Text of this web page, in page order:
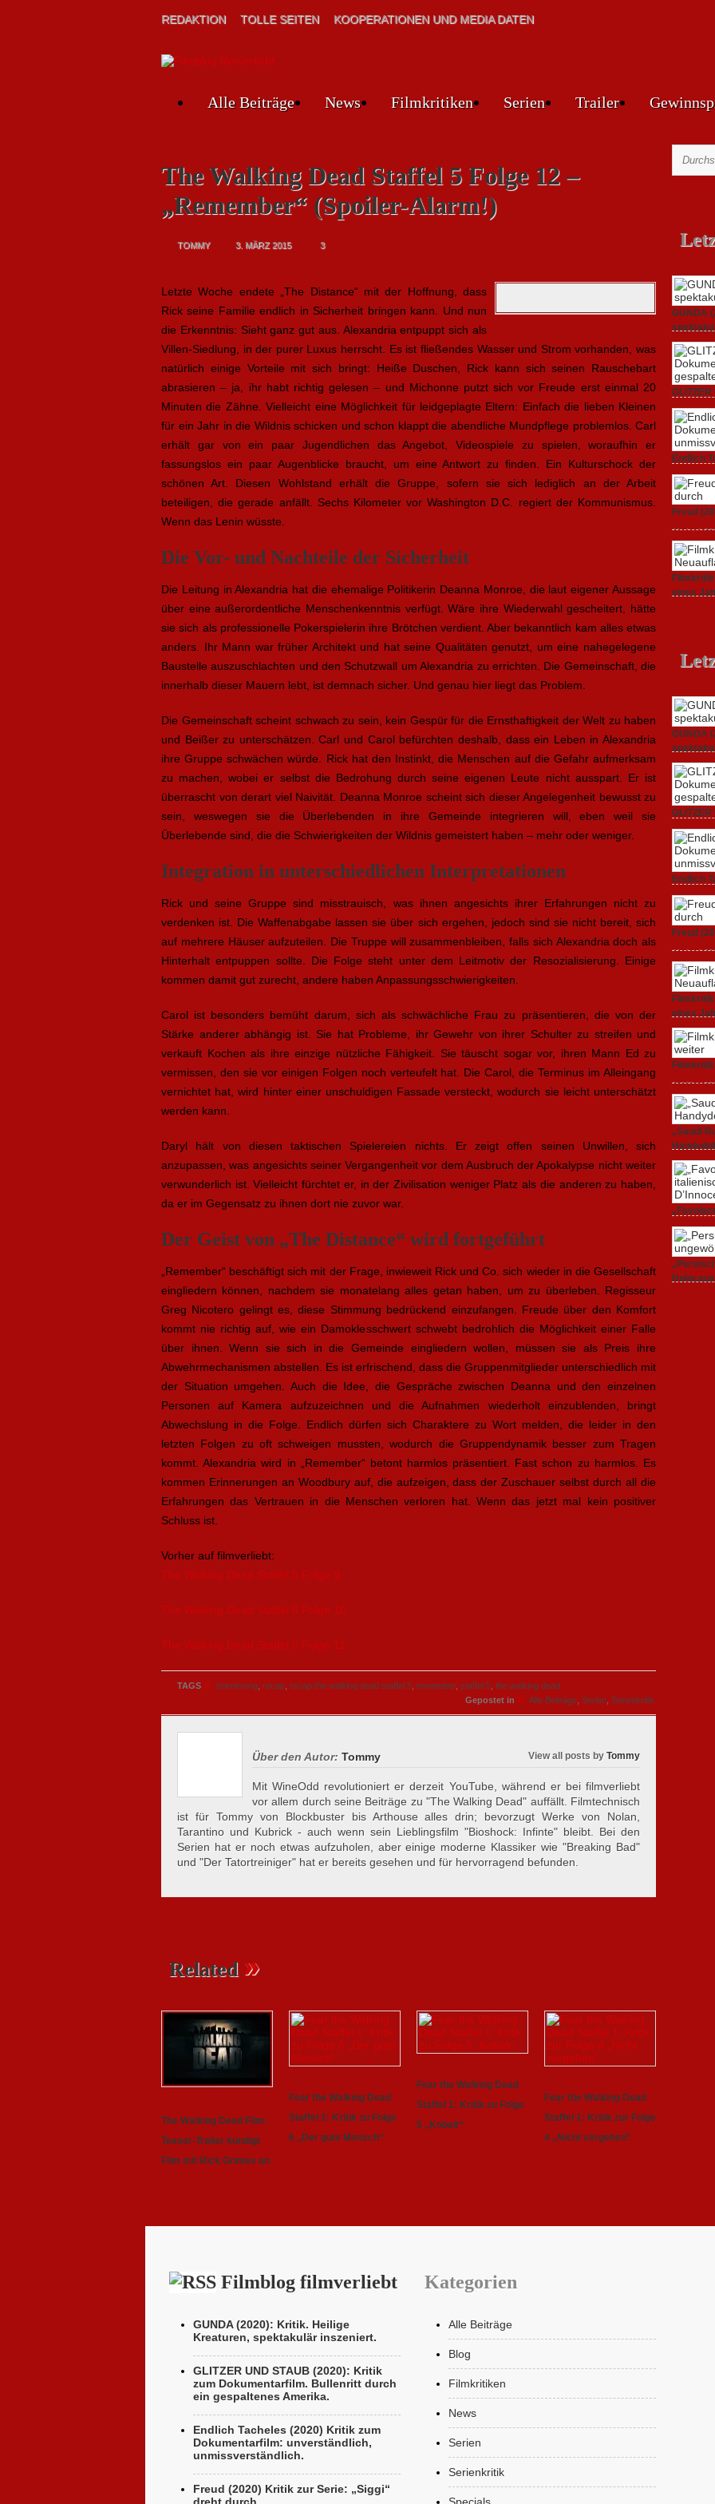
REDAKTION TOLLE SEITEN KOOPERATIONEN UND MEDIA DATEN
Alle Beiträge News Filmkritiken Serien Trailer
The Walking Dead Staffel 5 Folge 12 –
„Remember“ (Spoiler-Alarm!)
TOMMY 3. MÄRZ 2015 3
Letzte Woche endete „The Distance“ mit der Hoffnung, dass
Rick seine Familie endlich in Sicherheit bringen kann. Und nun
die Erkenntnis: Sieht ganz gut aus. Alexandria entpuppt sich als
Villen-Siedlung, in der purer Luxus herrscht. Es ist fließendes Wasser und Strom vorhanden, was
natürlich einige Vorteile mit sich bringt: Heiße Duschen, Rick kann sich seinen Rauschebart
abrasieren – ja, ihr habt richtig gelesen – und Michonne putzt sich vor Freude erst einmal 20
Minuten die Zähne. Vielleicht eine Möglichkeit für leidgeplagte Eltern: Einfach die lieben Kleinen
für ein Jahr in die Wildnis schicken und schon klappt die abendliche Mundpflege problemlos. Carl
erhält gar von ein paar Jugendlichen das Angebot, Videospiele zu spielen, woraufhin er
fassungslos ein paar Augenblicke braucht, um eine Antwort zu finden. Ein Kulturschock der
schönen Art. Diesen Wohlstand erhält die Gruppe, sofern sie sich lediglich an der Arbeit
beteiligen, die gerade anfällt. Sechs Kilometer vor Washington D.C. regiert der Kommunismus.
Wenn das Lenin wüsste.
Die Vor- und Nachteile der Sicherheit
Die Leitung in Alexandria hat die ehemalige Politikerin Deanna Monroe, die laut eigener Aussage
über eine außerordentliche Menschenkenntnis verfügt. Wäre ihre Wiederwahl gescheitert, hätte
sie sich als professionelle Pokerspielerin ihre Brötchen verdient. Aber bekanntlich kam alles etwas
anders. Ihr Mann war früher Architekt und hat seine Qualitäten genutzt, um eine nahegelegene
Baustelle auszuschlachten und den Schutzwall um Alexandria zu errichten. Die Gemeinschaft, die
innerhalb dieser Mauern lebt, ist demnach sicher. Und genau hier liegt das Problem.
Die Gemeinschaft scheint schwach zu sein, kein Gespür für die Ernsthaftigkeit der Welt zu haben
und Beißer zu unterschätzen. Carl und Carol befürchten deshalb, dass ein Leben in Alexandria
ihre Gruppe schwächen würde. Rick hat den Instinkt, die Menschen auf die Gefahr aufmerksam
zu machen, wobei er selbst die Bedrohung durch seine eigenen Leute nicht ausspart. Er ist
überrascht von derart viel Naivität. Deanna Monroe scheint sich dieser Angelegenheit bewusst zu
sein, weswegen sie die Überlebenden in ihre Gemeinde integrieren will, eben weil sie
Überlebende sind, die die Schwierigkeiten der Wildnis gemeistert haben – mehr oder weniger.
Integration in unterschiedlichen Interpretationen
Rick und seine Gruppe sind misstrauisch, was ihnen angesichts ihrer Erfahrungen nicht zu
verdenken ist. Die Waffenabgabe lassen sie über sich ergehen, jedoch sind sie nicht bereit, sich
auf mehrere Häuser aufzuteilen. Die Truppe will zusammenbleiben, falls sich Alexandria doch als
Hinterhalt entpuppen sollte. Die Folge steht unter dem Leitmotiv der Resozialisierung. Einige
kommen damit gut zurecht, andere haben Anpassungsschwierigkeiten.
Carol ist besonders bemüht darum, sich als schwächliche Frau zu präsentieren, die von der
Stärke anderer abhängig ist. Sie hat Probleme, ihr Gewehr von ihrer Schulter zu streifen und
verkauft Kochen als ihre einzige nützliche Fähigkeit. Sie täuscht sogar vor, ihren Mann Ed zu
vermissen, den sie vor einigen Folgen noch verteufelt hat. Die Carol, die Terminus im Alleingang
vernichtet hat, wird hinter einer unschuldigen Fassade versteckt, wodurch sie leicht unterschätzt
werden kann.
Daryl hält von diesen taktischen Spielereien nichts. Er zeigt offen seinen Unwillen, sich
anzupassen, was angesichts seiner Vergangenheit vor dem Ausbruch der Apokalypse nicht weiter
verwunderlich ist. Vielleicht fürchtet er, in der Zivilisation weniger Platz als die anderen zu haben,
da er im Gegensatz zu ihnen dort nie zuvor war.
Der Geist von „The Distance“ wird fortgeführt
„Remember“ beschäftigt sich mit der Frage, inwieweit Rick und Co. sich wieder in die Gesellschaft
eingliedern können, nachdem sie monatelang alles getan haben, um zu überleben. Regisseur
Greg Nicotero gelingt es, diese Stimmung bedrückend einzufangen. Freude über den Komfort
kommt nie richtig auf, wie ein Damoklesschwert schwebt bedrohlich die Möglichkeit einer Falle
über ihnen. Wenn sie sich in die Gemeinde eingliedern wollen, müssen sie als Preis ihre
Abwehrmechanismen abstellen. Es ist erfrischend, dass die Gruppenmitglieder unterschiedlich mit
der Situation umgehen. Auch die Idee, die Gespräche zwischen Deanna und den einzelnen
Personen auf Kamera aufzuzeichnen und die Aufnahmen wiederholt einzublenden, bringt
Abwechslung in die Folge. Endlich dürfen sich Charaktere zu Wort melden, die leider in den
letzten Folgen zu oft schweigen mussten, wodurch die Gruppendynamik besser zum Tragen
kommt. Alexandria wird in „Remember“ betont harmlos präsentiert. Fast schon zu harmlos. Es
kommen Erinnerungen an Woodbury auf, die aufzeigen, dass der Zuschauer selbst durch all die
Erfahrungen das Vertrauen in die Menschen verloren hat. Wenn das jetzt mal kein positiver
Schluss ist.
Vorher auf filmverliebt:
The Walking Dead Staffel 5 Folge 9
The Walking Dead Staffel 5 Folge 10
The Walking Dead Staffel 5 Folge 11
TAGS » erinnerung recap recap the walking dead staffel 5 remember, staffel 5 the walking dead
Gepostet in » Alle Beiträge Serien Serienkritik
Über den Autor: Tommy View all posts by Tommy
Mit WineOdd revolutioniert er derzeit YouTube, während er bei filmverliebt
vor allem durch seine Beiträge zu "The Walking Dead" auffällt. Filmtechnisch
ist für Tommy von Blockbuster bis Arthouse alles drin; bevorzugt Werke von Nolan,
Tarantino und Kubrick - auch wenn sein Lieblingsfilm "Bioshock: Infinte" bleibt. Bei den
Serien hat er noch etwas aufzuholen, aber einige moderne Klassiker wie "Breaking Bad"
und "Der Tatortreiniger" hat er bereits gesehen und für hervorragend befunden.
Related »
The Walking Dead Film:
Teaser-Trailer kündigt
Film mit Rick Grimes an
Fear the Walking Dead
Staffel 1: Kritik zu Folge
6 „Der gute Mensch“
Fear the Walking Dead
Staffel 1: Kritik zu Folge
5 „Kobalt“
Fear the Walking Dead
Staffel 1: Kritik zur Folge
4 „Nicht vergehen“
GUNDA
21. April
3.
Endlich
19. Mai
Freud
11. April
eines
GUNDA
21. April
Amerika.
3.
Endlich
19. Mai
Freud
11. April
eines
1. März
1. März
„Saudi
27.
25.
Filmblog filmverliebt
GUNDA (2020): Kritik. Heilige
Kreaturen, spektakulär inszeniert.
GLITZER UND STAUB (2020): Kritik
zum Dokumentarfilm. Bullenritt durch
ein gespaltenes Amerika.
Endlich Tacheles (2020) Kritik zum
Dokumentarfilm: unverständlich,
unmissverständlich.
Freud (2020) Kritik zur Serie: „Siggi“
Kategorien
Alle Beiträge
Blog
Filmkritiken
News
Serien
Serienkritik